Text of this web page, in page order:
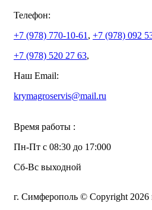
Телефон:
+7 (978) 770-10-61, +7 (978) 092
+7 (978) 520 27 63,
Наш Email:
krymagroservis@mail.ru
Время работы :
Пн-Пт с 08:30 до 17:000
Сб-Вс выходной
г. Симферополь © Copyright 2026